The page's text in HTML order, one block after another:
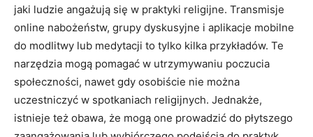
jaki ludzie angażują się w praktyki religijne. Transmisje
online nabożeństw, grupy dyskusyjne i aplikacje mobilne
do modlitwy lub medytacji to tylko kilka przykładów. Te
narzędzia mogą pomagać w utrzymywaniu poczucia
społeczności, nawet gdy osobiście nie można
uczestniczyć w spotkaniach religijnych. Jednakże,
istnieje też obawa, że mogą one prowadzić do płytszego